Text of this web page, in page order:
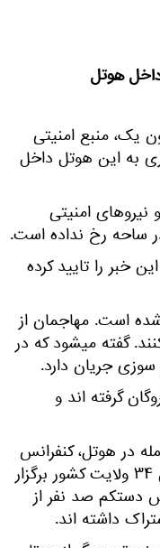
هوتل
یک، منبع امنیتی
به این هوتل داخل
نیروهای امنیتی
در ساحه رخ نداده است.
خبر را تایید کرده
است. مهاجمان از
گفته میشود که در
جریان دارد.
گرفته اند و
در هوتل، کنفرانس
تکنالوژی معلوماتی با اشتراک ر‍ئیسان ۳۴ ولایت کشور برگزار
دستکم صد نفر از
داشته اند.